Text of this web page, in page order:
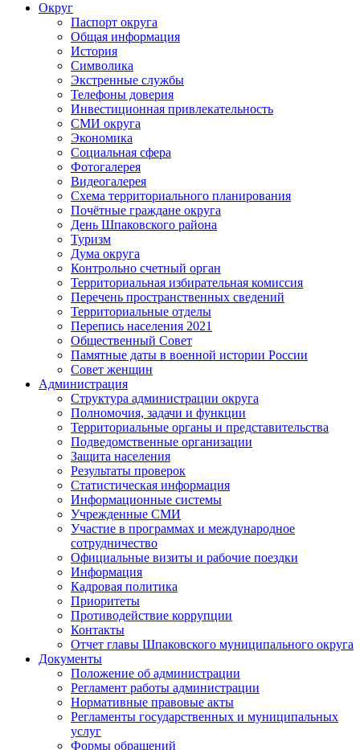
Округ
Паспорт округа
Общая информация
История
Символика
Экстренные службы
Телефоны доверия
Инвестиционная привлекательность
СМИ округа
Экономика
Социальная сфера
Фотогалерея
Видеогалерея
Схема территориального планирования
Почётные граждане округа
День Шпаковского района
Туризм
Дума округа
Контрольно счетный орган
Территориальная избирательная комиссия
Перечень пространственных сведений
Территориальные отделы
Перепись населения 2021
Общественный Совет
Памятные даты в военной истории России
Совет женщин
Администрация
Структура администрации округа
Полномочия, задачи и функции
Территориальные органы и представительства
Подведомственные организации
Защита населения
Результаты проверок
Статистическая информация
Информационные системы
Учрежденные СМИ
Участие в программах и международное
сотрудничество
Официальные визиты и рабочие поездки
Информация
Кадровая политика
Приоритеты
Противодействие коррупции
Контакты
Отчет главы Шпаковского муниципального округа
Документы
Положение об администрации
Регламент работы администрации
Нормативные правовые акты
Регламенты государственных и муниципальных
услуг
Формы обращений